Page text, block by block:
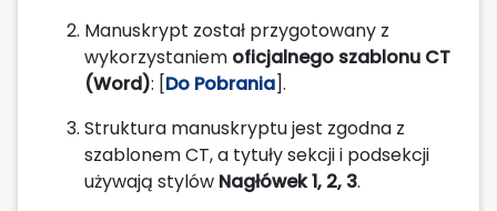
Manuskrypt został przygotowany z
wykorzystaniem oficjalnego szablonu CT
(Word): [Do Pobrania].
Struktura manuskryptu jest zgodna z
szablonem CT, a tytuły sekcji i podsekcji
używają stylów Nagłówek 1, 2, 3.